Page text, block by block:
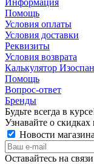
Помощь
Условия оплаты
Условия доставки
Реквизиты
Условия возврата
Калькулятор Изоспан
Помощь
Вопрос-ответ
Бренды
Будьте всегда в
Узнавайте о
Новости магазина
Оставайтесь на связи